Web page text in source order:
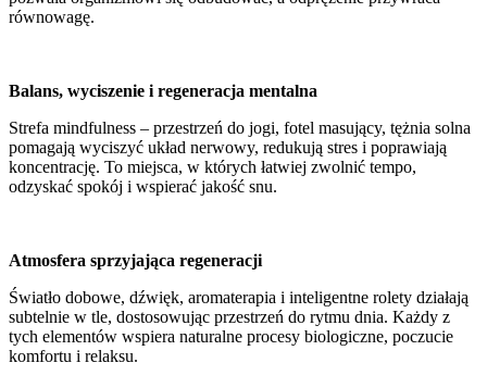
równowagę.
Balans, wyciszenie i regeneracja mentalna
Strefa mindfulness – przestrzeń do jogi, fotel masujący, tężnia solna
pomagają wyciszyć układ nerwowy, redukują stres i poprawiają
koncentrację. To miejsca, w których łatwiej zwolnić tempo,
odzyskać spokój i wspierać jakość snu.
Atmosfera sprzyjająca regeneracji
Światło dobowe, dźwięk, aromaterapia i inteligentne rolety działają
subtelnie w tle, dostosowując przestrzeń do rytmu dnia. Każdy z
tych elementów wspiera naturalne procesy biologiczne, poczucie
komfortu i relaksu.